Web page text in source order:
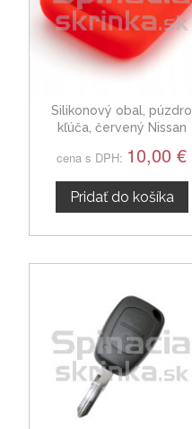
Silikonový obal, púzdro
kľúča, červený Nissan
cena s DPH: 10,00 €
Pridať do košíka